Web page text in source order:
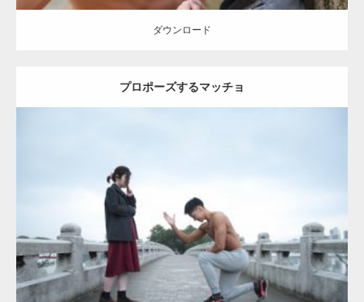
ダウンロード
プロポーズするマッチョ
公園のマッチョ AKIHITO(細マッチョ)
肩
ダウンロード